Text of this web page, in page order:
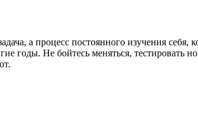
а процесс постоянного изучения
годы. Не бойтесь меняться,